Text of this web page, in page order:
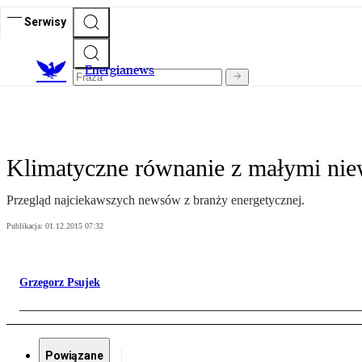
Serwisy
Energianews
Klimatyczne równanie z małymi
Przegląd najciekawszych newsów z branży energetycznej.
Publikacja: 01.12.2015 07:32
Grzegorz Psujek
Powiązane